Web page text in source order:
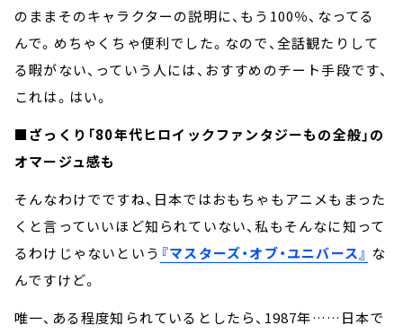
のままそのキャラクターの説明に、もう100％、なってる
んで。めちゃくちゃ便利でした。なので、全話観たりして
る暇がない、っていう人には、おすすめのチート手段です、
これは。はい。
■ざっくり「80年代ヒロイックファンタジーもの全般」の
オマージュ感も
そんなわけでですね、日本ではおもちゃもアニメもまった
くと言っていいほど知られていない、私もそんなに知って
るわけじゃないという 『マスターズ・オブ・ユニバース』 な
んですけど。
唯一、ある程度知られているとしたら、1987年……日本で